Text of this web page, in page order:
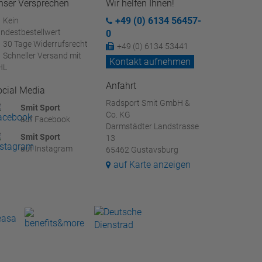
Versprechen
Kein
30 Tage Widerrufsrecht
Schneller Versand mit
Media
Smit Sport
auf Facebook
Smit Sport
auf Instagram
Wir helfen Ihnen!
+49 (0) 6134 56457-
0
+49 (0) 6134 53441
Kontakt aufnehmen
Anfahrt
Radsport Smit GmbH &
Co. KG
Darmstädter Landstrasse
13
65462 Gustavsburg
auf Karte anzeigen